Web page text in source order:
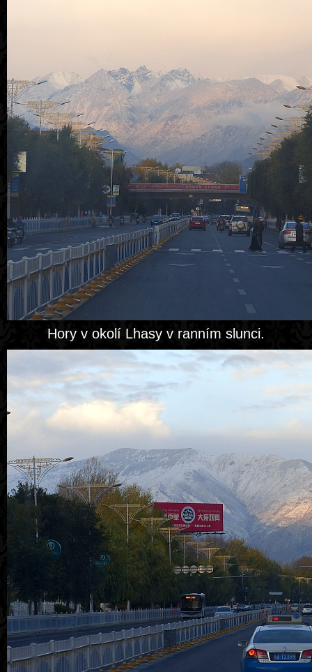
Hory v okolí Lhasy v ranním slunci.